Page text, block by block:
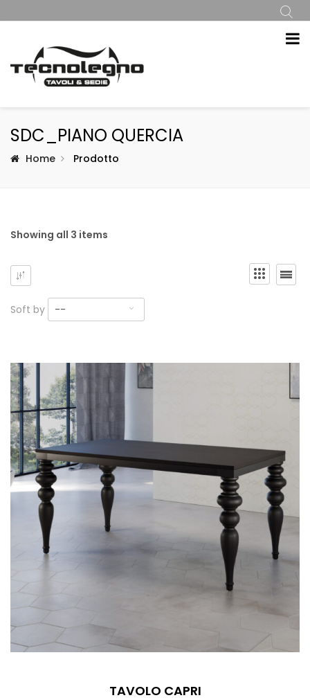
SDC_PIANO QUERCIA
Home Prodotto
Showing all 3 items
Soft by --
TAVOLO CAPRI